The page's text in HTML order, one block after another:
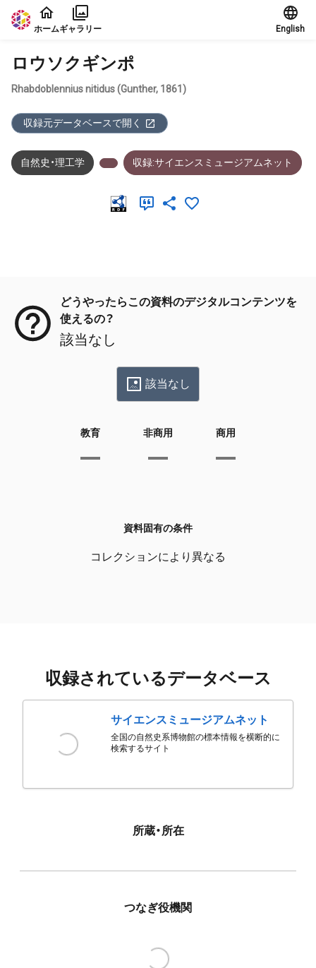
本文に飛ぶ
ホームギャラリー English
ロウソクギンポ
Rhabdoblennius nitidus (Gunther, 1861)
収録元データベースで開く
自然史・理工学 収録:サイエンスミュージアムネット
どうやったらこの資料のデジタルコンテンツを
使えるの？
該当なし
該当なし
教育 非商用 商用
資料固有の条件
コレクションにより異なる
収録されているデータベース
サイエンスミュージアムネット
全国の自然史系博物館の標本情報を横断的に
検索するサイト
所蔵・所在
つなぎ役機関